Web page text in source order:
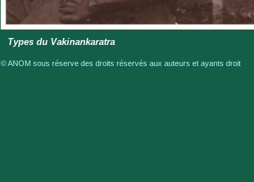
Types du Vakinankaratra
© ANOM sous réserve des droits réservés aux auteurs et ayants droit